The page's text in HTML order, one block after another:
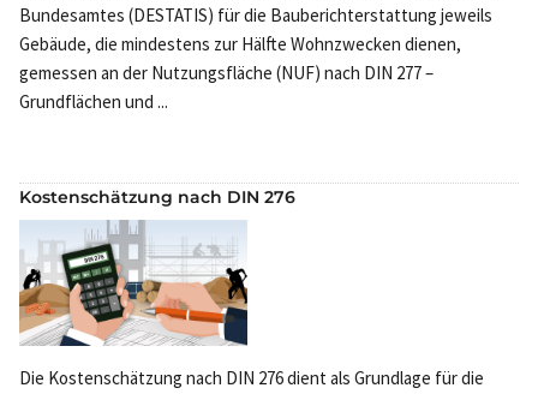
Bundesamtes (DESTATIS) für die Bauberichterstattung jeweils
Gebäude, die mindestens zur Hälfte Wohnzwecken dienen,
gemessen an der Nutzungsfläche (NUF) nach DIN 277 –
Grundflächen und ...
Kostenschätzung nach DIN 276
Die Kostenschätzung nach DIN 276 dient als Grundlage für die